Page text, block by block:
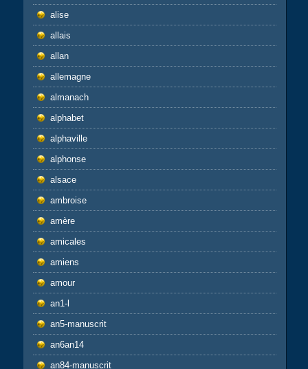
alise
allais
allan
allemagne
almanach
alphabet
alphaville
alphonse
alsace
ambroise
amère
amicales
amiens
amour
an1-l
an5-manuscrit
an6an14
an84-manuscrit